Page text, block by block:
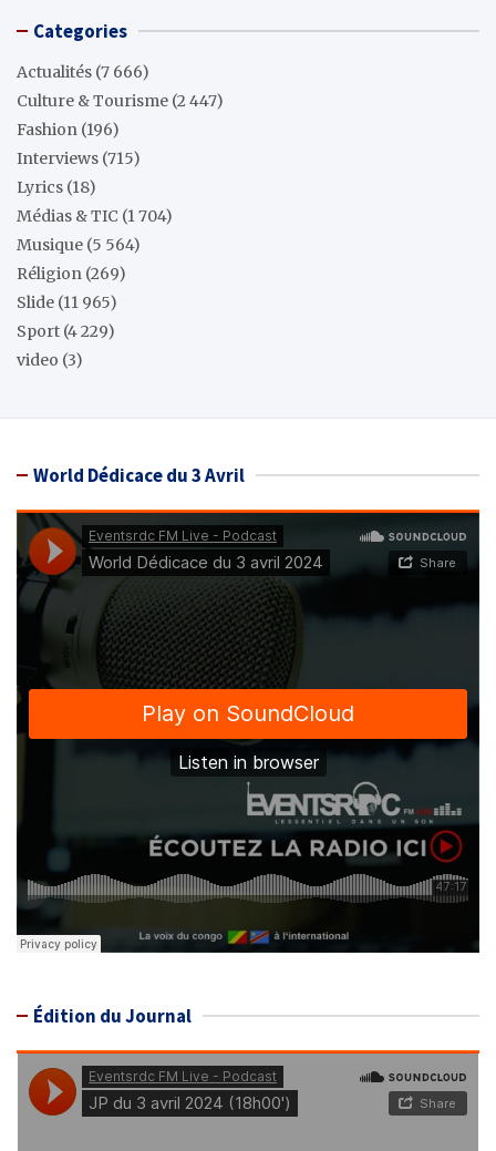
Categories
Actualités (7 666)
Culture & Tourisme (2 447)
Fashion (196)
Interviews (715)
Lyrics (18)
Médias & TIC (1 704)
Musique (5 564)
Réligion (269)
Slide (11 965)
Sport (4 229)
video (3)
World Dédicace du 3 Avril
Édition du Journal